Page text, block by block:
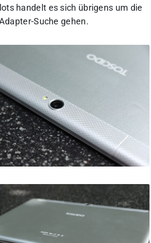
handelt es sich übrigens um die
Suche gehen.